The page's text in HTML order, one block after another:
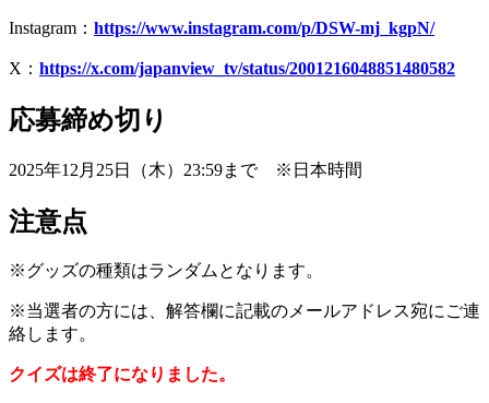
Instagram： https://www.instagram.com/p/DSW-mj_kgpN/
X： https://x.com/japanview_tv/status/2001216048851480582
応募締め切り
2025年12月25日（木）23:59まで ※日本時間
注意点
※グッズの種類はランダムとなります。
※当選者の方には、解答欄に記載のメールアドレス宛にご連
絡します。
クイズは終了になりました。